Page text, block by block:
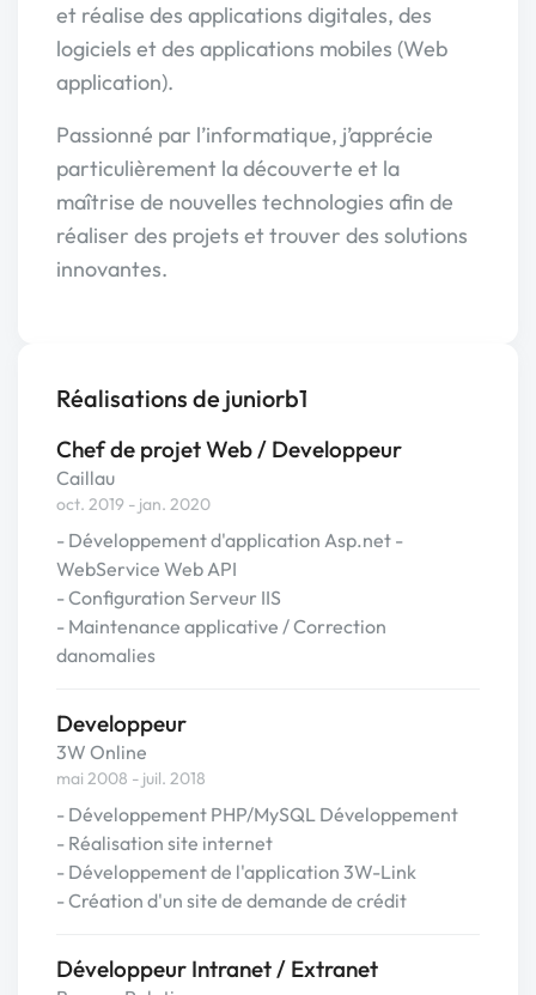
et réalise des applications digitales, des
logiciels et des applications mobiles (Web
application).
Passionné par l’informatique, j’apprécie
particulièrement la découverte et la
maîtrise de nouvelles technologies afin de
réaliser des projets et trouver des solutions
innovantes.
Réalisations de juniorb1
Chef de projet Web / Developpeur
Caillau
oct. 2019 - jan. 2020
- Développement d'application Asp.net -
WebService Web API
- Configuration Serveur IIS
- Maintenance applicative / Correction
danomalies
Developpeur
3W Online
mai 2008 - juil. 2018
- Développement PHP/MySQL Développement
- Réalisation site internet
- Développement de l'application 3W-Link
- Création d'un site de demande de crédit
Développeur Intranet / Extranet